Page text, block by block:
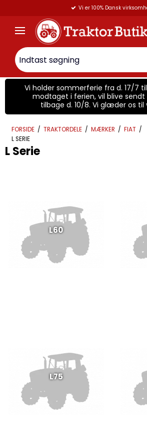
Vi er 100% Dansk
Vi holder sommerferie fra d. 17/7
modtaget i ferien, vil blive sendt
tilbage d. 10/8. Vi glæder os til
FORSIDE / TRAKTORDELE / MÆRKER / FIAT /
L SERIE
L Serie
L60
L75